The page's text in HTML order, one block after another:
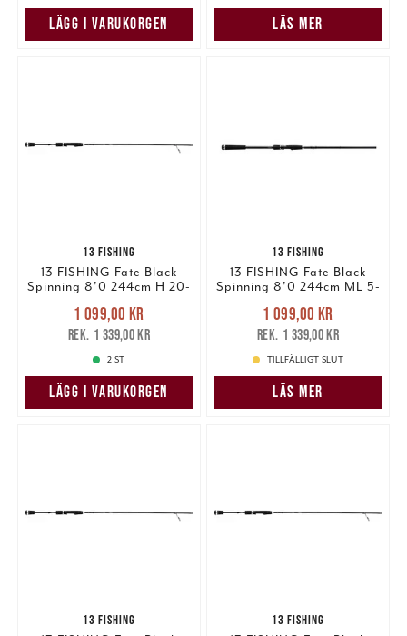
LÄGG I VARUKORGEN LÄS MER
13 FISHING
13 FISHING Fate Black
Spinning 8'0 244cm H 20-
Nuvarande pris
1 099,00 krTidigare pris
1 339,00 kr
1 099,00 kr
1 339,00 kr
2 ST
LÄGG I VARUKORGEN
13 FISHING
13 FISHING Fate Black
Spinning 8'0 244cm ML 5-
Nuvarande pris
1 099,00 krTidigare pris
1 339,00 kr
1 099,00 kr
1 339,00 kr
TILLFÄLLIGT SLUT
LÄS MER
13 FISHING 13 FISHING